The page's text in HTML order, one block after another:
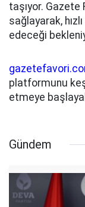
taşıyor.
sağlayarak,
edeceği
platformunu
etmeye
Gündem